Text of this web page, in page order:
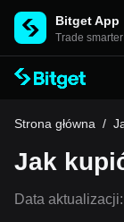
Bitget App
Trade smarter
Strona główna /
Jak
Data aktualizacji: